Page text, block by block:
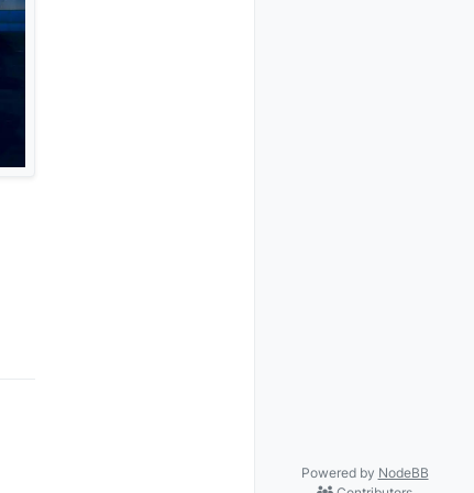
Powered by NodeBB